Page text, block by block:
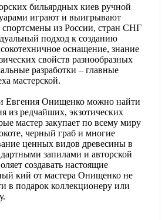
бильярдных киев ручной
играют и выигрывают
из России, стран СНГ
подход к созданию
оснащение, знание
свойств разнообразных
разработки – главные
мастерской.
Евгения Онищенко можно найти
из редчайших, экзотических
мастер закупает по всему миру
черный граб и многие
ценных видов древесины в
запилами и авторской
создавать настоящие
кий от мастера Онищенко не
в подарок коллекционеру или